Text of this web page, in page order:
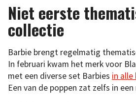
Niet eerste
collectie
Barbie brengt regelmatig
In februari kwam het merk voor
met een diverse set Barbies in alle
Een van de poppen zat zelfs in